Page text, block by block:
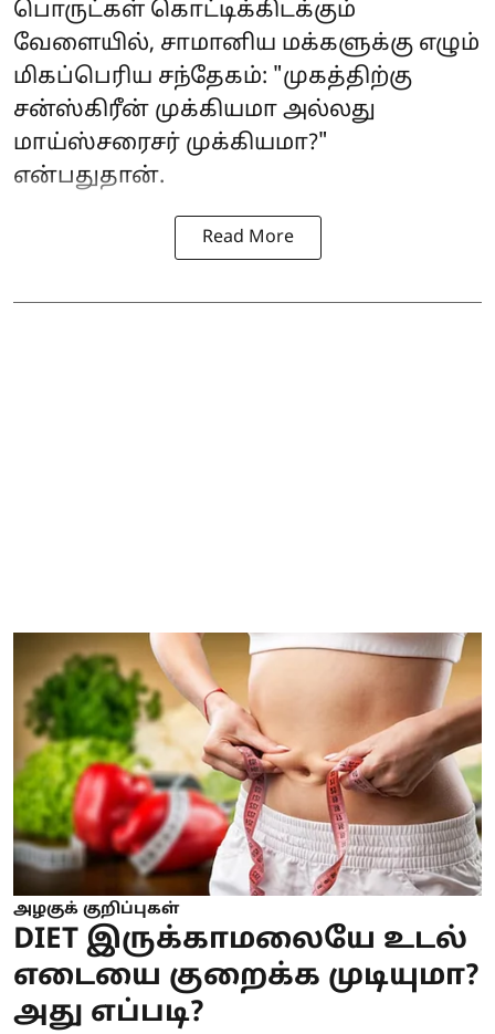
பொருட்கள் கொட்டிக்கிடக்கும்
வேளையில், சாமானிய மக்களுக்கு எழும்
மிகப்பெரிய சந்தேகம்: "முகத்திற்கு
சன்ஸ்கிரீன் முக்கியமா அல்லது
மாய்ஸ்சரைசர் முக்கியமா?"
என்பதுதான்.
Read More
அழகுக் குறிப்புகள்
DIET இருக்காமலையே உடல்
எடையை குறைக்க முடியுமா?
அது எப்படி?